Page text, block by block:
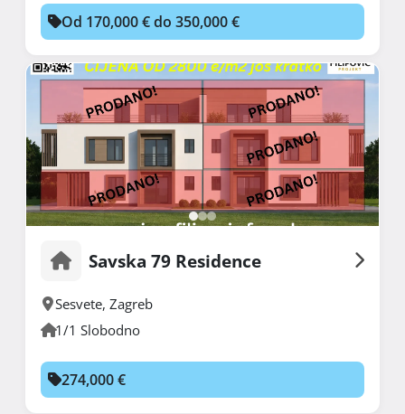
Od 170,000 € do 350,000 €
Savska 79 Residence
Sesvete, Zagreb
1/1 Slobodno
274,000 €